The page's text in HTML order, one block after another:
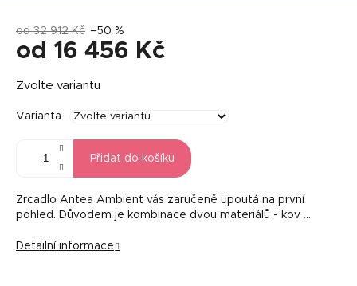
od 32 912 Kč –50 %
od 16 456 Kč
cena:
Zvolte variantu
Varianta
Přidat do košíku
Zrcadlo Antea Ambient vás zaručeně upoutá na první
pohled. Důvodem je kombinace dvou materiálů - kov …
Detailní informace